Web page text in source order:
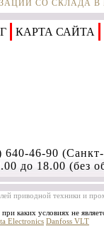
СО СКЛАДА В
КАРТА САЙТА
46-90
до 18.00 (без
приводной техники и
каких условиях не
Electronics Danfoss VLT